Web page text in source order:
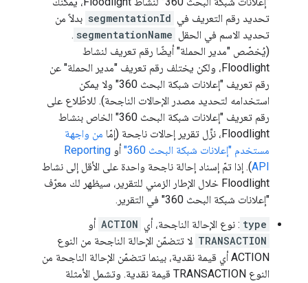
تحديد رقم التعريف في segmentationId بدلاً من
تحديد الاسم في الحقل segmentationName
.
(يُخصّص "مدير الحملة" أيضًا رقم تعريف لنشاط
Floodlight، ولكن يختلف رقم تعريف "مدير الحملة" عن
رقم تعريف "إعلانات شبكة البحث 360" ولا يمكن
استخدامه لتحديد مصدر الإحالات الناجحة). للاطّلاع على
رقم تعريف "إعلانات شبكة البحث 360" الخاص بنشاط
Floodlight، نزِّل تقرير إحالات ناجحة (إمّا
من واجهة
مستخدم "إعلانات شبكة البحث 360"
أو Reporting
API). إذا تمّ إسناد إحالة ناجحة واحدة على الأقل إلى نشاط
Floodlight خلال الإطار الزمني للتقرير، سيظهر لك معرّف
"إعلانات شبكة البحث 360" في التقرير.
type : نوع الإحالة الناجحة، أي ACTION أو
TRANSACTION لا تتضمّن الإحالة الناجحة من النوع
ACTION أي قيمة نقدية، بينما تتضمّن الإحالة الناجحة من
النوع TRANSACTION قيمة نقدية. وتشمل الأمثلة